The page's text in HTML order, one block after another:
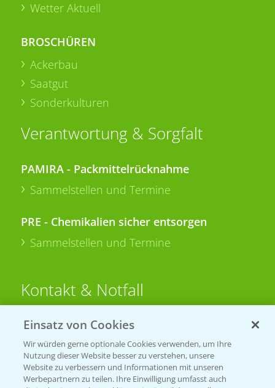
Wetter Aktuell
BROSCHÜREN
Ackerbau
Saatgut
Sonderkulturen
Verantwortung & Sorgfalt
PAMIRA - Packmittelrücknahme
Sammelstellen und Termine
PRE - Chemikalien sicher entsorgen
Sammelstellen und Termine
Kontakt & Notfall
Beratung auf WhatsApp
T.+49 (0)174 346 564 1
KONTAKT
Einsatz von Cookies
Wir würden gerne optionale Cookies verwenden, um Ihre
Nutzung dieser Website besser zu verstehen, unsere
Website zu verbessern und Informationen mit unseren
Werbepartnern zu teilen. Ihre Einwilligung umfasst auch